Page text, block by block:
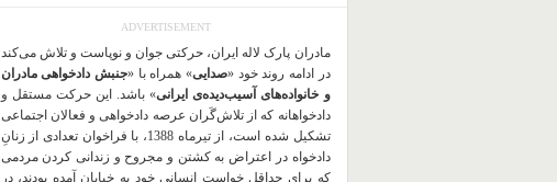
ADVERTISEMENT
مادران پارک لاله ایران، حرکتی جوان و نوپاست و تلاش می‌کند
در ادامه روند خود «صدایی» همراه با «جنبش دادخواهی مادران
و خانواده‌های آسیب‌دیده‌ی ایرانی» باشد. این حرکت مستقل و
دادخواهانه که از تلاش‌گَران عرصه دادخواهی و فعالان اجتماعی
تشکیل شده است، از تیرماه 1388، با فراخوان تعدادی از زنانِ
دادخواه در اعتراض به کشتن و مجروح و زندانی کردن مردمی
که برای حداقل خواست انسانی خود به خیابان آمده بودند، در